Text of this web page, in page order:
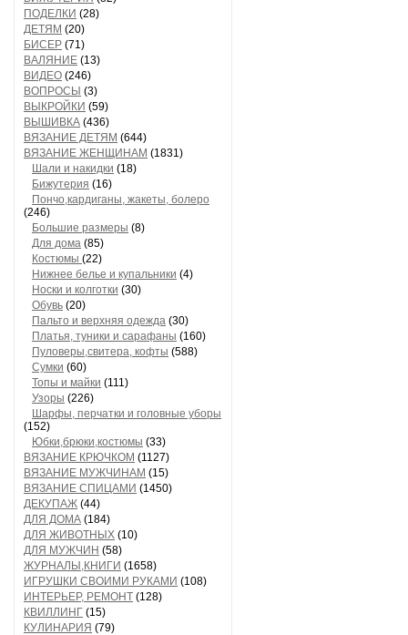
ПОДЕЛКИ (28)
ДЕТЯМ (20)
БИСЕР (71)
ВАЛЯНИЕ (13)
ВИДЕО (246)
ВОПРОСЫ (3)
ВЫКРОЙКИ (59)
ВЫШИВКА (436)
ВЯЗАНИЕ ДЕТЯМ (644)
ВЯЗАНИЕ ЖЕНЩИНАМ (1831)
Шали и накидки (18)
Бижутерия (16)
Пончо,кардиганы, жакеты, болеро
(246)
Большие размеры (8)
Для дома (85)
Костюмы (22)
Нижнее белье и купальники (4)
Носки и колготки (30)
Обувь (20)
Пальто и верхняя одежда (30)
Платья, туники и сарафаны (160)
Пуловеры,свитера, кофты (588)
Сумки (60)
Топы и майки (111)
Узоры (226)
Шарфы, перчатки и головные уборы
(152)
Юбки,брюки,костюмы (33)
ВЯЗАНИЕ КРЮЧКОМ (1127)
ВЯЗАНИЕ МУЖЧИНАМ (15)
ВЯЗАНИЕ СПИЦАМИ (1450)
ДЕКУПАЖ (44)
ДЛЯ ДОМА (184)
ДЛЯ ЖИВОТНЫХ (10)
ДЛЯ МУЖЧИН (58)
ЖУРНАЛЫ,КНИГИ (1658)
ИГРУШКИ СВОИМИ РУКАМИ (108)
ИНТЕРЬЕР, РЕМОНТ (128)
КВИЛЛИНГ (15)
КУЛИНАРИЯ (79)